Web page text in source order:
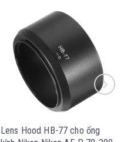
Lens Hood HB-77 cho ống